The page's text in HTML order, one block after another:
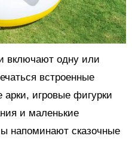
включают одну или
встроенные
арки, игровые фигурки
и маленькие
напоминают сказочные